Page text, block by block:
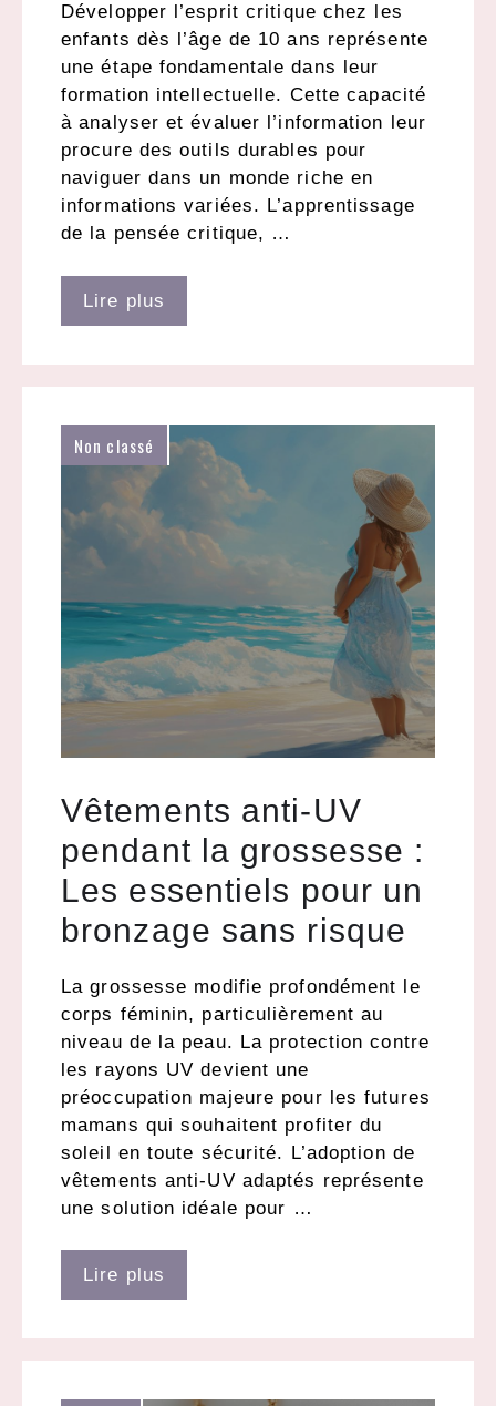
Développer l’esprit critique chez les
enfants dès l’âge de 10 ans représente
une étape fondamentale dans leur
formation intellectuelle. Cette capacité
à analyser et évaluer l’information leur
procure des outils durables pour
naviguer dans un monde riche en
informations variées. L’apprentissage
de la pensée critique, …
Lire plus
Non classé
Vêtements anti-UV
pendant la grossesse :
Les essentiels pour un
bronzage sans risque
La grossesse modifie profondément le
corps féminin, particulièrement au
niveau de la peau. La protection contre
les rayons UV devient une
préoccupation majeure pour les futures
mamans qui souhaitent profiter du
soleil en toute sécurité. L’adoption de
vêtements anti-UV adaptés représente
une solution idéale pour …
Lire plus